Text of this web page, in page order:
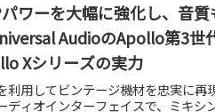
パワーを大幅に強化し、音
AudioのApollo第3世
Xシリーズの実力
利用してビンテージ機材を忠実に再
ディオインターフェイスで、ミキシ